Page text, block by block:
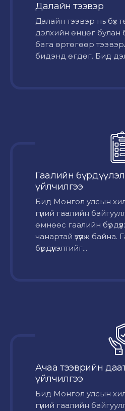
Далайн тээвэр
Далайн тээвэр нь бүх
дэлхийн өнцөг булан
бага өртөгөөр
бидэнд өгдөг. Бид
Гаалийн
үйлчилгээ
Бид Монгол улсын
гүний гаалийн
өмнөөс гаалийн
чанартай үзүүлж байна.
бүрдүүлэлтийг...
Ачаа тээврийн
үйлчилгээ
Бид Монгол улсын
гүний гаалийн